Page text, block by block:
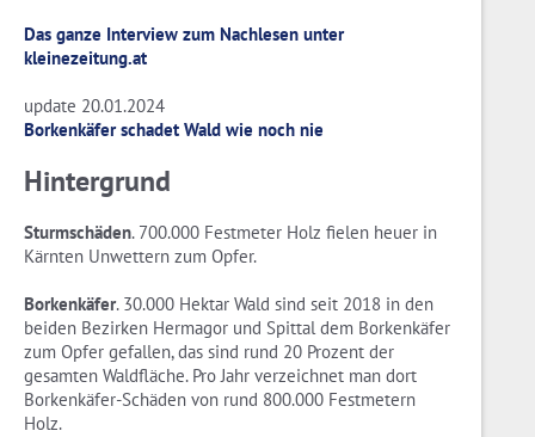
Das ganze Interview zum Nachlesen unter
kleinezeitung.at
update 20.01.2024
Borkenkäfer schadet Wald wie noch nie
Hintergrund
Sturmschäden. 700.000 Festmeter Holz fielen heuer in
Kärnten Unwettern zum Opfer.
Borkenkäfer. 30.000 Hektar Wald sind seit 2018 in den
beiden Bezirken Hermagor und Spittal dem Borkenkäfer
zum Opfer gefallen, das sind rund 20 Prozent der
gesamten Waldfläche. Pro Jahr verzeichnet man dort
Borkenkäfer-Schäden von rund 800.000 Festmetern
Holz.